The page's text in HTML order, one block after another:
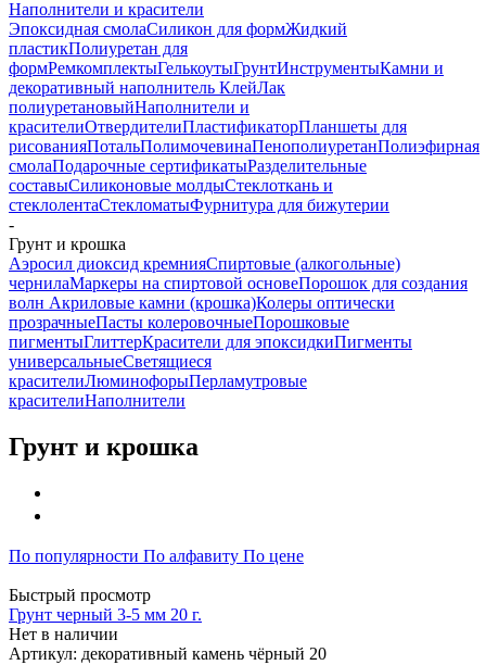
Наполнители и красители
Эпоксидная смолаСиликон для формЖидкий
пластикПолиуретан для
формРемкомплектыГелькоутыГрунтИнструментыКамни и
декоративный наполнитель КлейЛак
полиуретановыйНаполнители и
красителиОтвердителиПластификаторПланшеты для
рисованияПотальПолимочевинаПенополиуретанПолиэфирная
смолаПодарочные сертификатыРазделительные
составыСиликоновые молдыСтеклоткань и
стеклолентаСтекломатыФурнитура для бижутерии
-
Грунт и крошка
Аэросил диоксид кремнияСпиртовые (алкогольные)
чернилаМаркеры на спиртовой основеПорошок для создания
волн Акриловые камни (крошка)Колеры оптически
прозрачныеПасты колеровочныеПорошковые
пигментыГлиттерКрасители для эпоксидкиПигменты
универсальныеСветящиеся
красителиЛюминофорыПерламутровые
красителиНаполнители
Грунт и крошка
По популярности По алфавиту По цене
Быстрый просмотр
Грунт черный 3-5 мм 20 г.
Нет в наличии
Артикул: декоративный камень чёрный 20